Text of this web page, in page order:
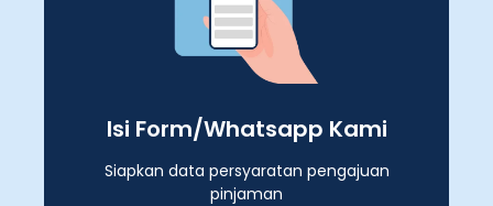
Isi Form/Whatsapp Kami
Siapkan data persyaratan pengajuan
pinjaman